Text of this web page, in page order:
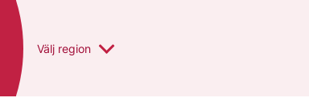
Du har valt region
Välj en annan
region